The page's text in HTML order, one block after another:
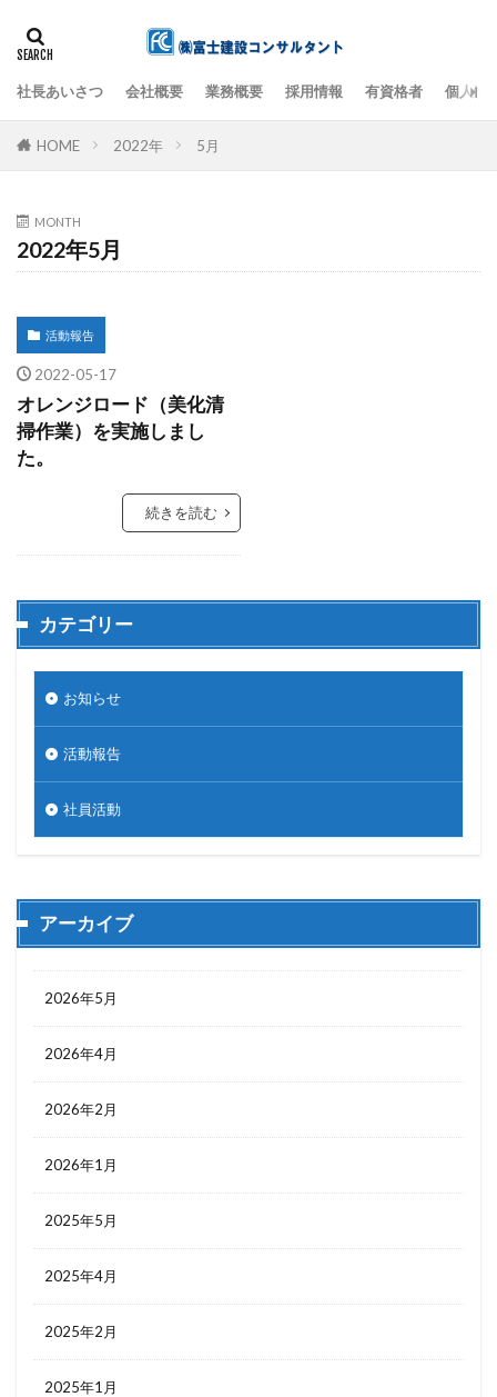
社長あいさつ 会社概要 業務概要 採用情報 有資格者 個人情
HOME 2022年 5月
MONTH
2022年5月
活動報告
2022-05-17
オレンジロード（美化清
掃作業）を実施しまし
た。
続きを読む
カテゴリー
お知らせ
活動報告
社員活動
アーカイブ
2026年5月
2026年4月
2026年2月
2026年1月
2025年5月
2025年4月
2025年2月
2025年1月
検索